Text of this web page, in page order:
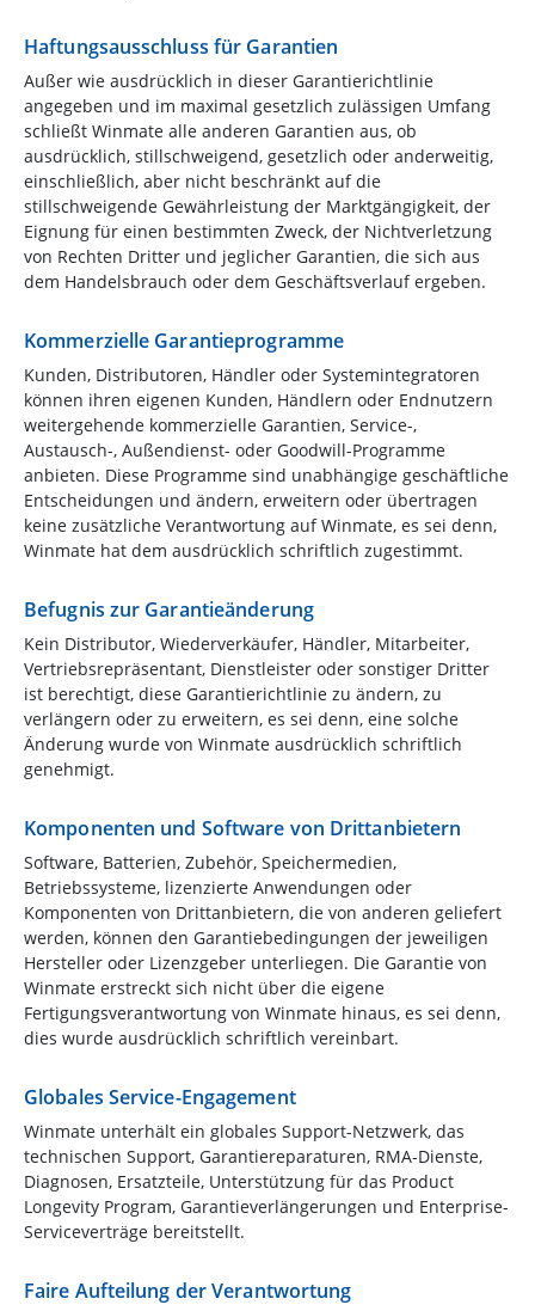
Haftungsausschluss für Garantien
Außer wie ausdrücklich in dieser Garantierichtlinie
angegeben und im maximal gesetzlich zulässigen Umfang
schließt Winmate alle anderen Garantien aus, ob
ausdrücklich, stillschweigend, gesetzlich oder anderweitig,
einschließlich, aber nicht beschränkt auf die
stillschweigende Gewährleistung der Marktgängigkeit, der
Eignung für einen bestimmten Zweck, der Nichtverletzung
von Rechten Dritter und jeglicher Garantien, die sich aus
dem Handelsbrauch oder dem Geschäftsverlauf ergeben.
Kommerzielle Garantieprogramme
Kunden, Distributoren, Händler oder Systemintegratoren
können ihren eigenen Kunden, Händlern oder Endnutzern
weitergehende kommerzielle Garantien, Service-,
Austausch-, Außendienst- oder Goodwill-Programme
anbieten. Diese Programme sind unabhängige geschäftliche
Entscheidungen und ändern, erweitern oder übertragen
keine zusätzliche Verantwortung auf Winmate, es sei denn,
Winmate hat dem ausdrücklich schriftlich zugestimmt.
Befugnis zur Garantieänderung
Kein Distributor, Wiederverkäufer, Händler, Mitarbeiter,
Vertriebsrepräsentant, Dienstleister oder sonstiger Dritter
ist berechtigt, diese Garantierichtlinie zu ändern, zu
verlängern oder zu erweitern, es sei denn, eine solche
Änderung wurde von Winmate ausdrücklich schriftlich
genehmigt.
Komponenten und Software von Drittanbietern
Software, Batterien, Zubehör, Speichermedien,
Betriebssysteme, lizenzierte Anwendungen oder
Komponenten von Drittanbietern, die von anderen geliefert
werden, können den Garantiebedingungen der jeweiligen
Hersteller oder Lizenzgeber unterliegen. Die Garantie von
Winmate erstreckt sich nicht über die eigene
Fertigungsverantwortung von Winmate hinaus, es sei denn,
dies wurde ausdrücklich schriftlich vereinbart.
Globales Service-Engagement
Winmate unterhält ein globales Support-Netzwerk, das
technischen Support, Garantiereparaturen, RMA-Dienste,
Diagnosen, Ersatzteile, Unterstützung für das Product
Longevity Program, Garantieverlängerungen und Enterprise-
Serviceverträge bereitstellt.
Faire Aufteilung der Verantwortung